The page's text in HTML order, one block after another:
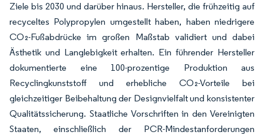
Ziele bis 2030 und darüber hinaus. Hersteller, die frühzeitig auf
recyceltes Polypropylen umgestellt haben, haben niedrigere
CO₂-Fußabdrücke im großen Maßstab validiert und dabei
Ästhetik und Langlebigkeit erhalten. Ein führender Hersteller
dokumentierte eine 100-prozentige Produktion aus
Recyclingkunststoff und erhebliche CO₂-Vorteile bei
gleichzeitiger Beibehaltung der Designvielfalt und konsistenter
Qualitätssicherung. Staatliche Vorschriften in den Vereinigten
Staaten, einschließlich der PCR-Mindestanforderungen